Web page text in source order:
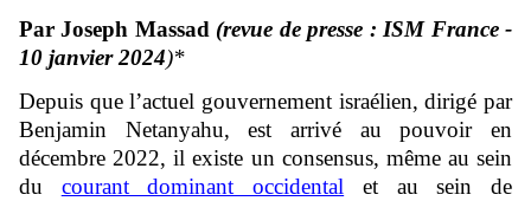
Par Joseph Massad (revue de presse : ISM France -
10 janvier 2024)*
Depuis que l’actuel gouvernement israélien, dirigé par
Benjamin Netanyahu, est arrivé au pouvoir en
décembre 2022, il existe un consensus, même au sein
du courant dominant occidental et au sein de